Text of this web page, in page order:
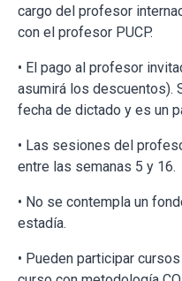
cargo del profesor
con el profesor PUCP.
• El pago al profesor
asumirá los descuentos).
fecha de dictado y es un
• Las sesiones del
entre las semanas 5 y 16.
• No se contempla un
estadía.
• Pueden participar